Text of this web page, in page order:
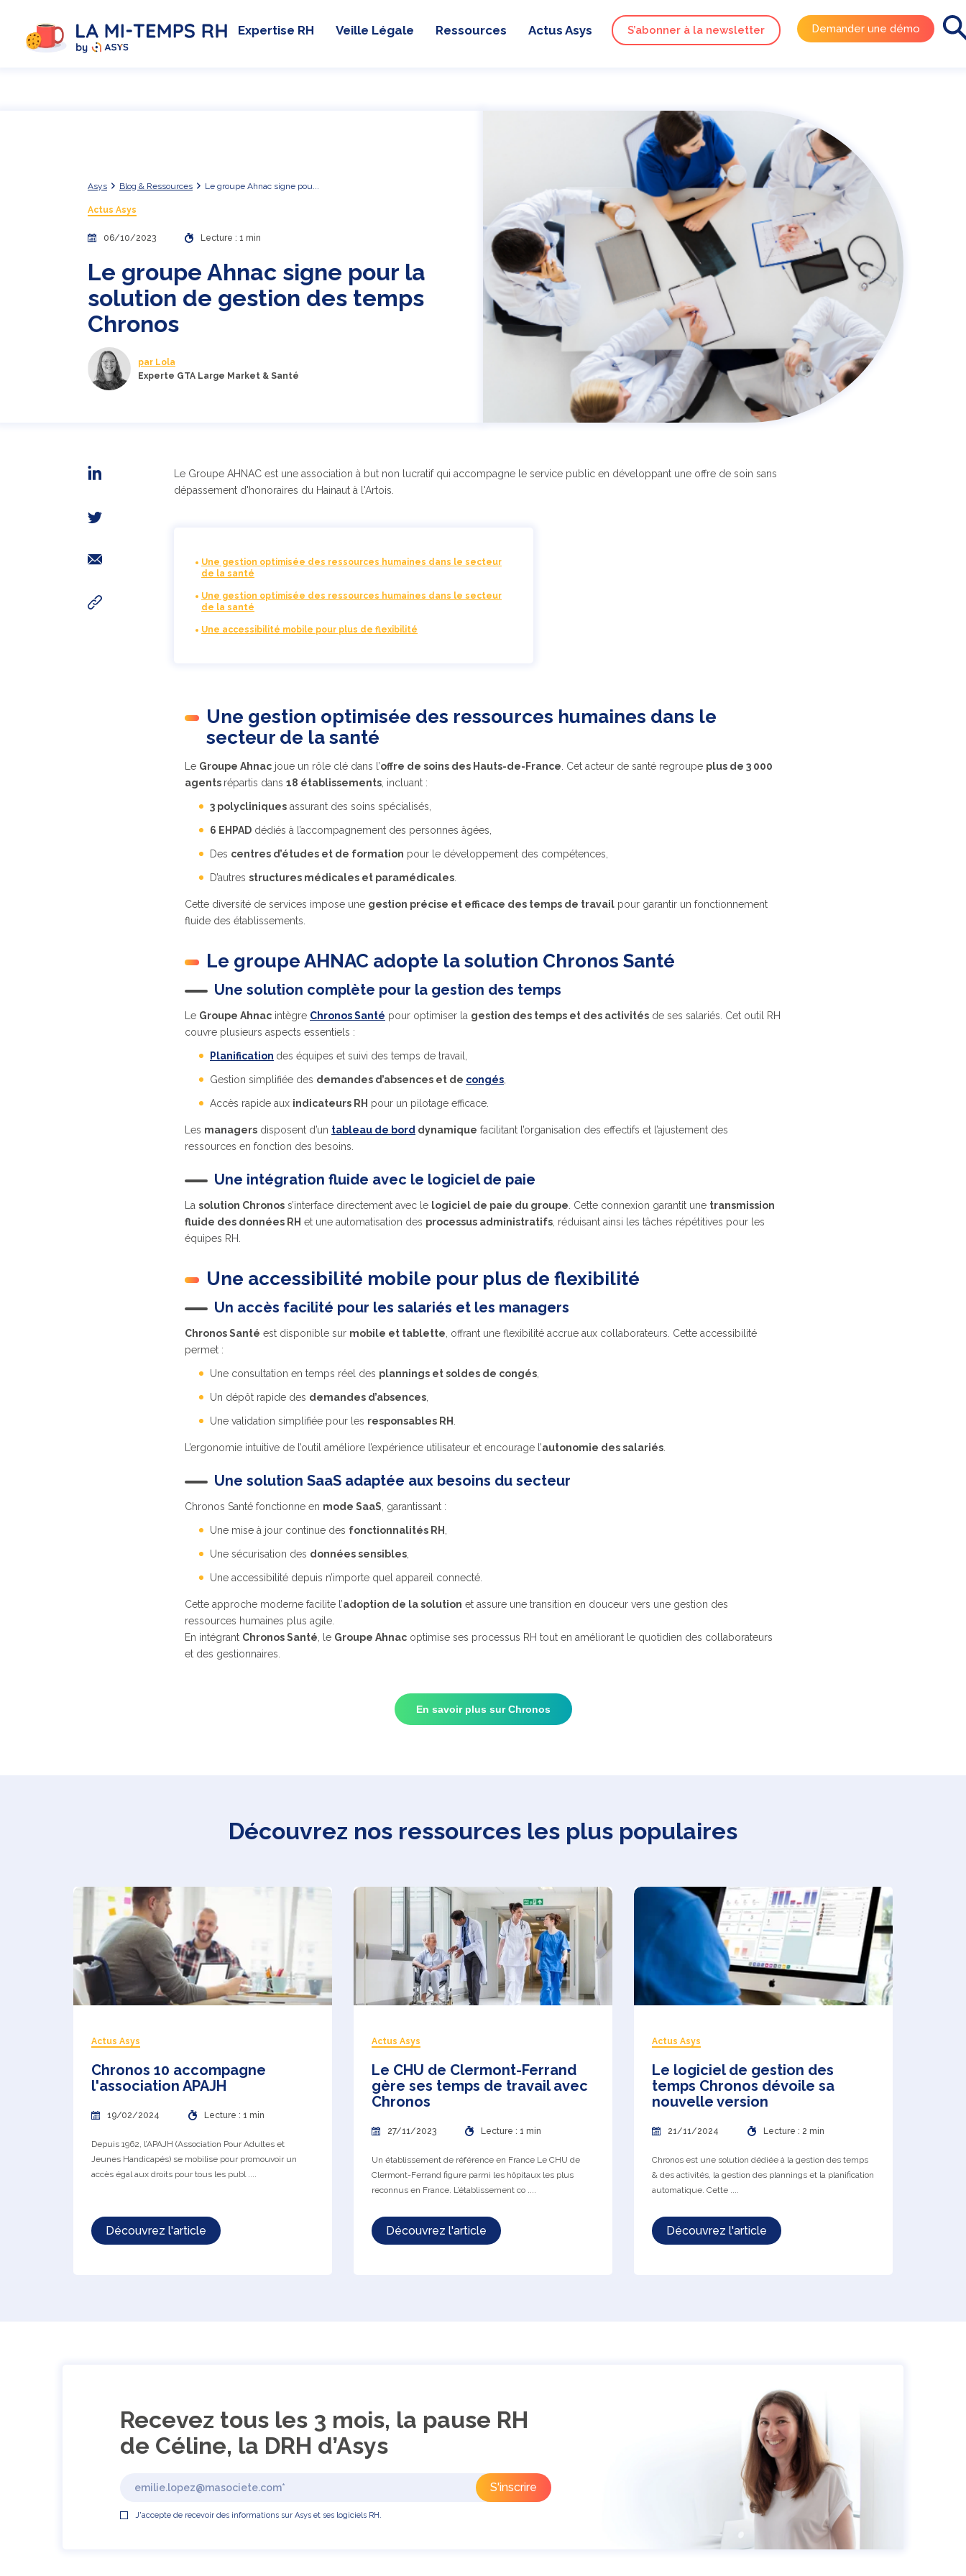
Expertise RH Veille Légale Ressources Actus Asys S’abonner à la newsletter Demander une démo
Asys Blog & Ressources Le groupe Ahnac signe pou...
Actus Asys
06/10/2023 Lecture : 1 min
Le groupe Ahnac signe pour la
solution de gestion des temps
Chronos
par Lola
Experte GTA Large Market & Santé
Le Groupe AHNAC est une association à but non lucratif qui accompagne le service public en développant une offre de soin sans
dépassement d'honoraires du Hainaut à l'Artois.
Une gestion optimisée des ressources humaines dans le secteur
de la santé
Une gestion optimisée des ressources humaines dans le secteur
de la santé
Une accessibilité mobile pour plus de flexibilité
Une gestion optimisée des ressources humaines dans le
secteur de la santé
Le Groupe Ahnac joue un rôle clé dans l’offre de soins des Hauts-de-France . Cet acteur de santé regroupe plus de 3 000
agents répartis dans 18 établissements , incluant :
3 polycliniques assurant des soins spécialisés,
6 EHPAD dédiés à l’accompagnement des personnes âgées,
Des centres d’études et de formation pour le développement des compétences,
D’autres structures médicales et paramédicales
Cette diversité de services impose une gestion précise et efficace des temps de travail pour garantir un fonctionnement
fluide des établissements.
Le groupe AHNAC adopte la solution Chronos Santé
Une solution complète pour la gestion des temps
Le Groupe Ahnac intègre Chronos Santé pour optimiser la gestion des temps et des activités de ses salariés. Cet outil RH
couvre plusieurs aspects essentiels :
Planification des équipes et suivi des temps de travail,
Gestion simplifiée des demandes d’absences et de congés
Accès rapide aux indicateurs RH pour un pilotage efficace.
Les managers disposent d’un tableau de bord dynamique facilitant l’organisation des effectifs et l’ajustement des
ressources en fonction des besoins.
Une intégration fluide avec le logiciel de paie
La solution Chronos s’interface directement avec le logiciel de paie du groupe . Cette connexion garantit une transmission
fluide des données RH et une automatisation des processus administratifs , réduisant ainsi les tâches répétitives pour les
équipes RH.
Une accessibilité mobile pour plus de flexibilité
Un accès facilité pour les salariés et les managers
Chronos Santé est disponible sur mobile et tablette , offrant une flexibilité accrue aux collaborateurs. Cette accessibilité
permet :
Une consultation en temps réel des plannings et soldes de congés
Un dépôt rapide des demandes d’absences
Une validation simplifiée pour les responsables RH
L’ergonomie intuitive de l’outil améliore l’expérience utilisateur et encourage l’autonomie des salariés
Une solution SaaS adaptée aux besoins du secteur
Chronos Santé fonctionne en mode SaaS , garantissant :
Une mise à jour continue des fonctionnalités RH
Une sécurisation des données sensibles
Une accessibilité depuis n’importe quel appareil connecté.
Cette approche moderne facilite l’adoption de la solution et assure une transition en douceur vers une gestion des
ressources humaines plus agile.
En intégrant Chronos Santé , le Groupe Ahnac optimise ses processus RH tout en améliorant le quotidien des collaborateurs
et des gestionnaires.
En savoir plus sur Chronos
Découvrez nos ressources les plus populaires
Actus Asys
Chronos 10 accompagne
l'association APAJH
19/02/2024 Lecture : 1 min
Depuis 1962, l’APAJH (Association Pour Adultes et
Jeunes Handicapés) se mobilise pour promouvoir un
accès égal aux droits pour tous les publ ....
Découvrez l'article
Actus Asys
Le CHU de Clermont-Ferrand
gère ses temps de travail avec
Chronos
27/11/2023 Lecture : 1 min
Un établissement de référence en France Le CHU de
Clermont-Ferrand figure parmi les hôpitaux les plus
reconnus en France. L’établissement co ....
Découvrez l'article
Actus Asys
Le logiciel de gestion des
temps Chronos dévoile sa
nouvelle version
21/11/2024 Lecture : 2 min
Chronos est une solution dédiée à la gestion des temps
& des activités, la gestion des plannings et la planification
automatique. Cette ....
Découvrez l'article
Recevez tous les 3 mois, la pause RH
de Céline, la DRH d’Asys
J'accepte de recevoir des informations sur Asys et ses logiciels RH.